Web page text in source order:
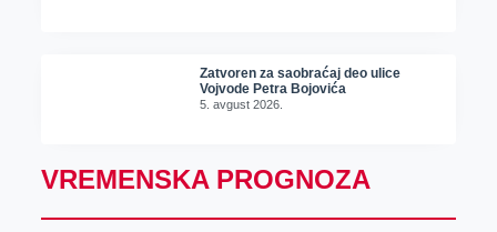
Zatvoren za saobraćaj deo ulice
Vojvode Petra Bojovića
5. avgust 2026.
VREMENSKA PROGNOZA